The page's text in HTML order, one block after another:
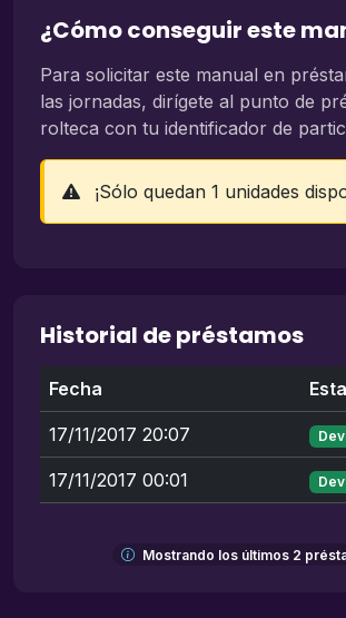
¿Cómo conseguir este
Para solicitar este manual en
las jornadas, dirígete al punto de
rolteca con tu identificador de
¡Sólo quedan 1 unidades
Historial de préstamos
Fecha
17/11/2017 20:07
17/11/2017 00:01
Mostrando los últimos 2